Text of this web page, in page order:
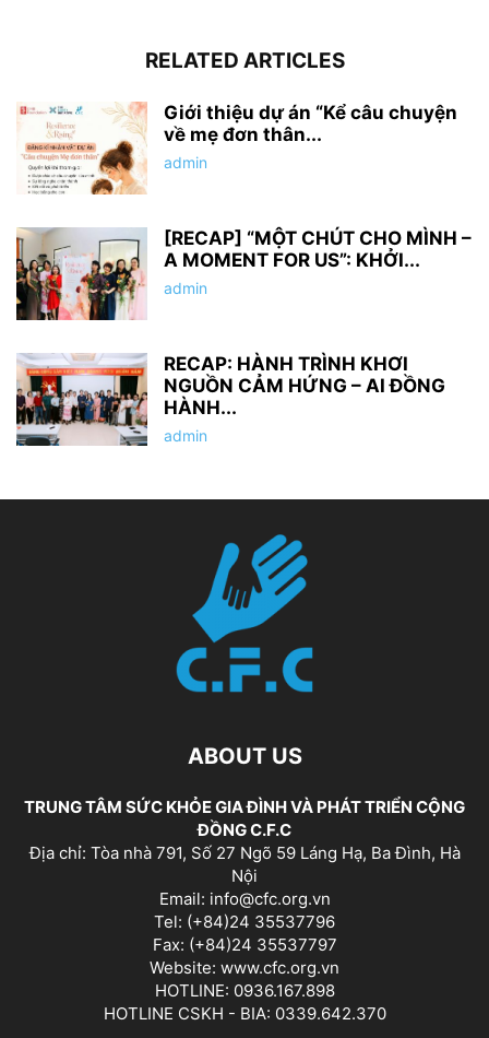
RELATED ARTICLES
Giới thiệu dự án “Kể câu chuyện
về mẹ đơn thân...
admin
[RECAP] “MỘT CHÚT CHO MÌNH –
A MOMENT FOR US”: KHỞI...
admin
RECAP: HÀNH TRÌNH KHƠI
NGUỒN CẢM HỨNG – AI ĐỒNG
HÀNH...
admin
ABOUT US
TRUNG TÂM SỨC KHỎE GIA ĐÌNH VÀ PHÁT TRIỂN CỘNG
ĐỒNG C.F.C
Địa chỉ: Tòa nhà 791, Số 27 Ngõ 59 Láng Hạ, Ba Đình, Hà
Nội
Email: info@cfc.org.vn
Tel: (+84)24 35537796
Fax: (+84)24 35537797
Website: www.cfc.org.vn
HOTLINE: 0936.167.898
HOTLINE CSKH - BIA: 0339.642.370